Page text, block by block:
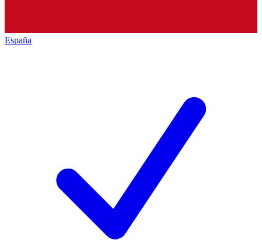
España